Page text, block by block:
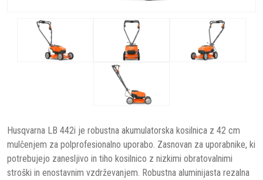
Husqvarna LB 442i je robustna akumulatorska kosilnica z 42 cm
mulčenjem za polprofesionalno uporabo. Zasnovan za uporabnike, ki
potrebujejo zanesljivo in tiho kosilnico z nizkimi obratovalnimi
stroški in enostavnim vzdrževanjem. Robustna aluminijasta rezalna